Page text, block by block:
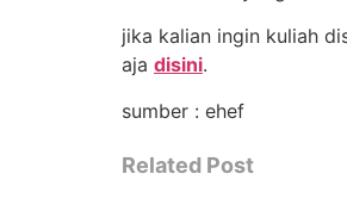
jika kalian ingin kuliah
aja disini.
sumber : ehef
Related Post